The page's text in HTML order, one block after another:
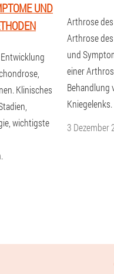
UND
Klinisches
wichtigste
Arthrose
Arthrose
und
einer
Behandlung
Kniegelenks.
3 Dezember